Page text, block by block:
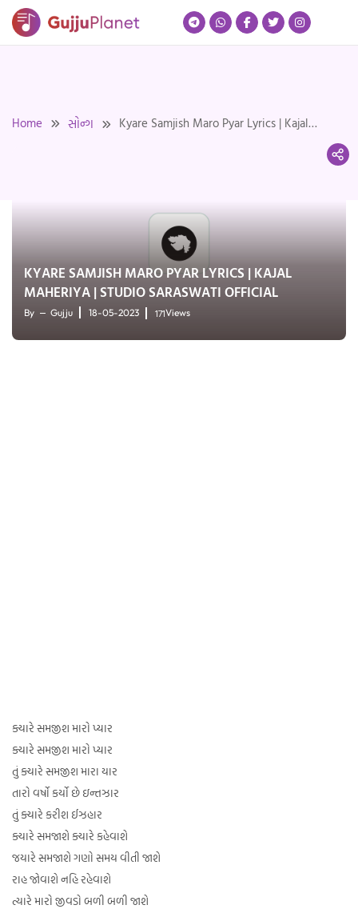
Skip
Home સોન્ગ
Kyare Samjish Maro Pyar Lyrics | Kajal
KYARE SAMJISH MARO PYAR LYRICS | KAJAL
MAHERIYA | STUDIO SARASWATI OFFICIAL
By Gujju 18-05-2023 171Views
ક્યારે સમજીશ મારો પ્યાર
ક્યારે સમજીશ મારો પ્યાર
તું ક્યારે સમજીશ મારા યાર
તારો વર્ષો કર્યો છે ઇન્તઝાર
તું ક્યારે કરીશ ઈઝહાર
ક્યારે સમજાશે ક્યારે કહેવાશે
જયારે સમજાશે ગણો સમય વીતી જાશે
રાહ જોવાશે નહિ રહેવાશે
ત્યારે મારો જીવડો બળી બળી જાશે